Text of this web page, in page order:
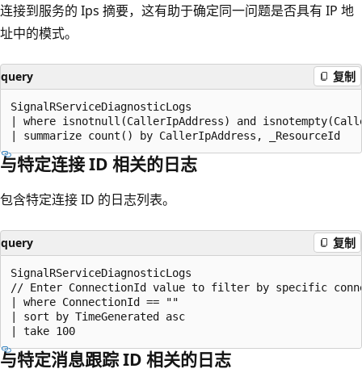
连接到服务的 Ips 摘要，这有助于确定同一问题是否具有 IP 地
址中的模式。
query 复制
SignalRServiceDiagnosticLogs
| where isnotnull(CallerIpAddress) and
与特定连接 ID 相关的日志
包含特定连接 ID 的日志列表。
query 复制
SignalRServiceDiagnosticLogs
// Enter ConnectionId value to filter by specific
| where ConnectionId == ""
| sort by TimeGenerated asc
与特定消息跟踪 ID 相关的日志